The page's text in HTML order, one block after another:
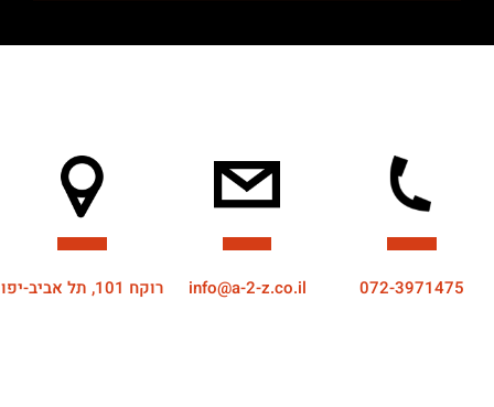
072-3971475
info@a-2-z.co.il רוקח 101, תל אביב-יפו